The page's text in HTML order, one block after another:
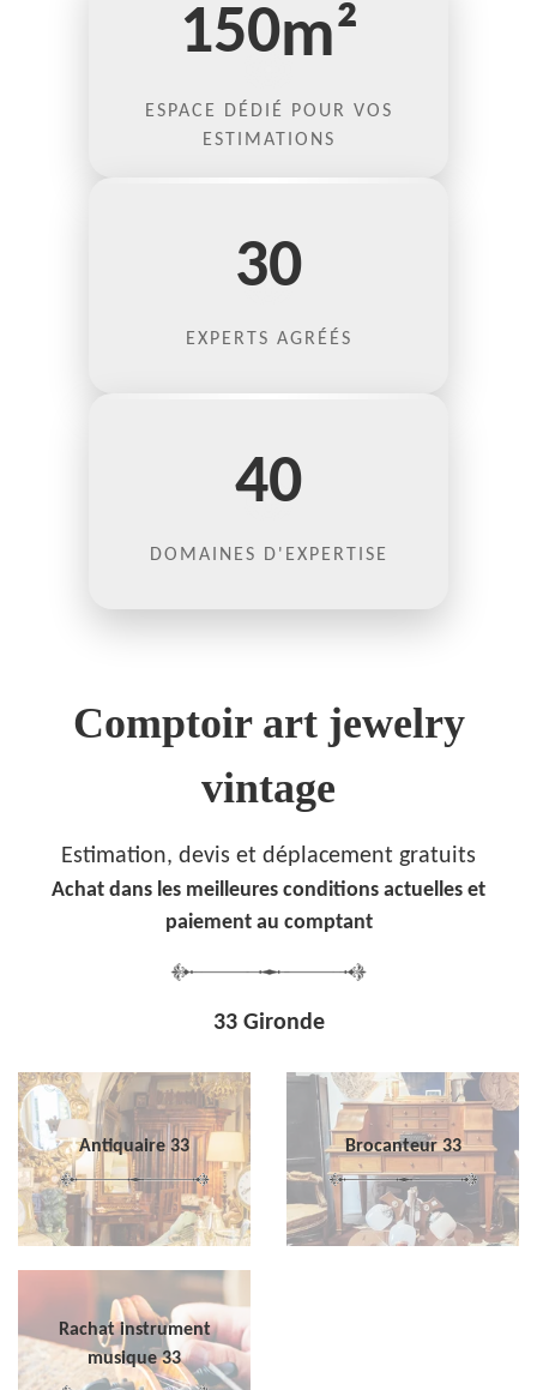
150m²
ESPACE DÉDIÉ POUR VOS
ESTIMATIONS
30
EXPERTS AGRÉÉS
40
DOMAINES D'EXPERTISE
Comptoir art jewelry
vintage
Estimation, devis et déplacement gratuits
Achat dans les meilleures conditions actuelles et
paiement au comptant
33 Gironde
Antiquaire 33 Brocanteur 33
Rachat instrument
musique 33